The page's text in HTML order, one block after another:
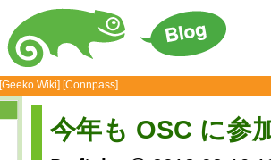
[Geeko Wiki] [Connpass]
今年も OSC に参